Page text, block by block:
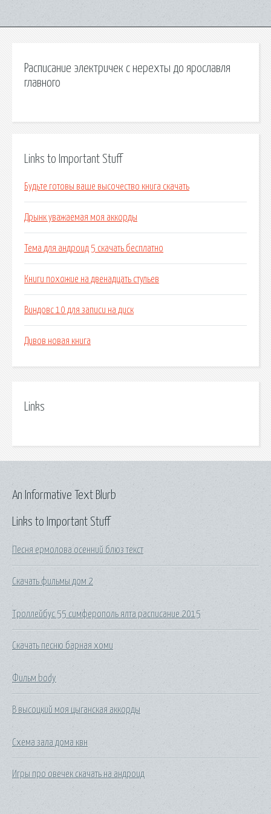
Расписание электричек с нерехты до ярославля
главного
Links to Important Stuff
Будьте готовы ваше высочество книга скачать
Дрынк уважаемая моя аккорды
Тема для андроид 5 скачать бесплатно
Книги похожие на двенадцать стульев
Виндовс 10 для записи на диск
Дивов новая книга
Links
Links to Important Stuff
Песня ермолова осенний блюз текст
Скачать фильмы дом 2
Троллейбус 55 симферополь ялта расписание 2015
Скачать песню барная хоми
Фильм body
В высоцкий моя цыганская аккорды
Схема зала дома квн
Игры про овечек скачать на андроид
An Informative Text Blurb